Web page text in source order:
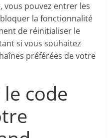
vous pouvez entrer les
la fonctionnalité
de réinitialiser le
si vous souhaitez
préférées de votre
code